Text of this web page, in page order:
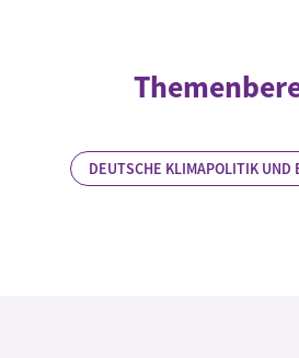
DEUTSCHE KLIMAPOLITIK UND